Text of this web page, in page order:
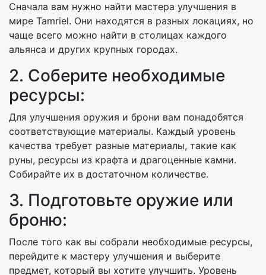
Сначала вам нужно найти мастера улучшения в
мире Tamriel. Они находятся в разных локациях, но
чаще всего можно найти в столицах каждого
альянса и других крупных городах.
2. Соберите необходимые
ресурсы:
Для улучшения оружия и брони вам понадобятся
соответствующие материалы. Каждый уровень
качества требует разные материалы, такие как
руны, ресурсы из крафта и драгоценные камни.
Собирайте их в достаточном количестве.
3. Подготовьте оружие или
броню:
После того как вы собрали необходимые ресурсы,
перейдите к мастеру улучшения и выберите
предмет, который вы хотите улучшить. Уровень